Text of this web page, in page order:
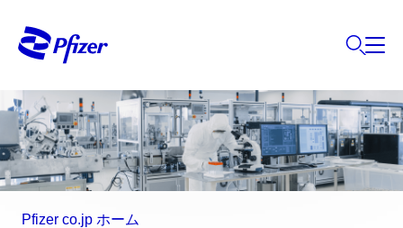
Pfizer co.jp ホーム